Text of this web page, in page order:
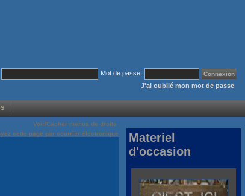
Mot de passe:
J'ai oublié mon mot de passe
Voir/Cacher menus de droite
cette page par courrier électronique
Materiel
d'occasion